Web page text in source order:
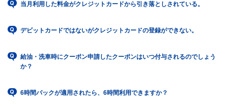
当月利用した料金がクレジットカードから引き落としされている。
デビットカードではないがクレジットカードの登録ができない。
給油・洗車時にクーポン申請したクーポンはいつ付与されるのでしょう
か？
6時間パックが適用されたら、6時間利用できますか？